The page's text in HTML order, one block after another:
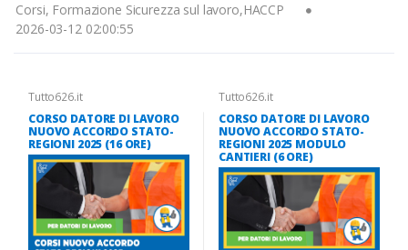
Corsi, Formazione Sicurezza sul lavoro,HACCP
2026-03-12 02:00:55
Tutto626.it
CORSO DATORE DI LAVORO
NUOVO ACCORDO STATO-
REGIONI 2025 (16 ORE)
Tutto626.it
CORSO DATORE DI LAVORO
NUOVO ACCORDO STATO-
REGIONI 2025 MODULO
CANTIERI (6 ORE)